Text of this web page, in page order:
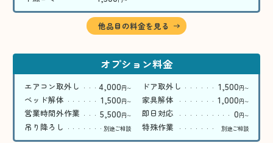
他品目の料金を見る
オプション料金
エアコン取外し 4,000円〜 ドア取外し 1,500円〜
ベッド解体 1,500円〜 家具解体 1,000円〜
営業時間外作業 5,500円〜 即日対応 0円〜
吊り降ろし 別途ご相談 特殊作業 別途ご相談